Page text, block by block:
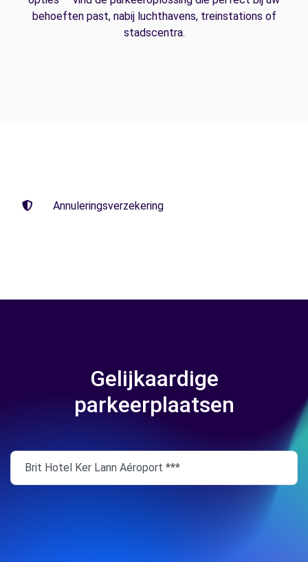
behoeften past, nabij luchthavens, treinstations of
stadscentra.
Annuleringsverzekering
Gelijkaardige
parkeerplaatsen
Brit Hotel Ker Lann Aéroport ***